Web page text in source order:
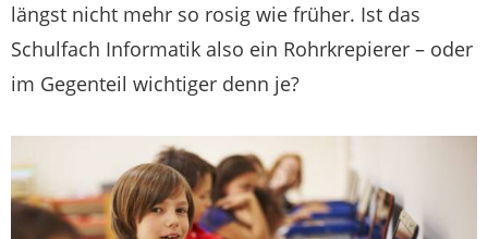
längst nicht mehr so rosig wie früher. Ist das
Schulfach Informatik also ein Rohrkrepierer – oder
im Gegenteil wichtiger denn je?